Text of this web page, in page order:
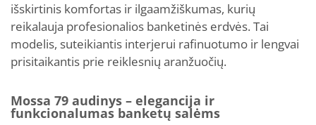
išskirtinis komfortas ir ilgaamžiškumas, kurių
reikalauja profesionalios banketinės erdvės. Tai
modelis, suteikiantis interjerui rafinuotumo ir lengvai
prisitaikantis prie reiklesnių aranžuočių.
Mossa 79 audinys – elegancija ir
funkcionalumas banketų salėms